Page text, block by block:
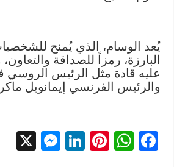
يُعد الوسام، الذي يُمنح
البارزة، رمزاً للصداقة
عليه قادة مثل الرئيس الروسي
والرئيس الفرنسي إيمانويل
F
W
Pi
Li
M